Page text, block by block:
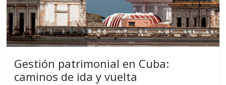
Gestión patrimonial en Cuba:
caminos de ida y vuelta